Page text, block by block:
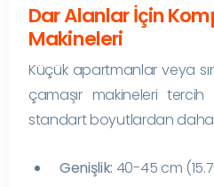
Dar Alanlar İçin
Makineleri
Küçük apartmanlar veya
çamaşır makineleri tercih
standart boyutlardan daha
Genişlik: 40-45 cm